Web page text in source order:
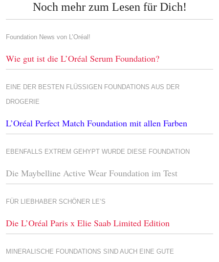
Noch mehr zum Lesen für Dich!
Foundation News von L’Oréal!
Wie gut ist die L’Oréal Serum Foundation?
EINE DER BESTEN FLÜSSIGEN FOUNDATIONS AUS DER
DROGERIE
L’Oréal Perfect Match Foundation mit allen Farben
EBENFALLS EXTREM GEHYPT WURDE DIESE FOUNDATION
Die Maybelline Active Wear Foundation im Test
FÜR LIEBHABER SCHÖNER LE’S
Die L’Oréal Paris x Elie Saab Limited Edition
MINERALISCHE FOUNDATIONS SIND AUCH EINE GUTE